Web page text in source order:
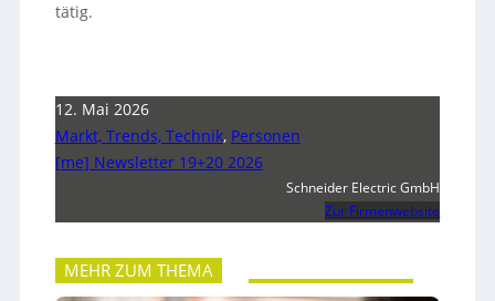
tätig.
12. Mai 2026
Markt, Trends, Technik, Personen
[me] Newsletter 19+20 2026
Schneider Electric GmbH
Zur Firmenwebsite
MEHR ZUM THEMA